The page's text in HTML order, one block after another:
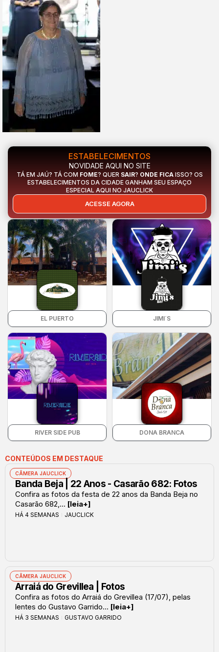
EL PUERTO JIMI´S
RIVER SIDE PUB DONA BRANCA
ESTABELECIMENTOS
NOVIDADE AQUI NO SITE
TÁ EM JAÚ? TÁ COM FOME? QUER SAIR? ONDE FICAISSO? OS
ESTABELECIMENTOS DA CIDADE GANHAM SEU ESPAÇO
ESPECIAL AQUI NO JAUCLICK
ACESSE AGORA
CONTEÚDOS EM DESTAQUE
CÂMERA JAUCLICK
Banda Beja | 22 Anos - Casarão 682: Fotos
Confira as fotos da festa de 22 anos da Banda Beja no
Casarão 682,... [leia+]
HÁ 4 SEMANAS JAUCLICK
CÂMERA JAUCLICK
Arraiá do Grevillea | Fotos
Confira as fotos do Arraiá do Grevillea (17/07), pelas
lentes do Gustavo Garrido... [leia+]
HÁ 3 SEMANAS GUSTAVO GARRIDO